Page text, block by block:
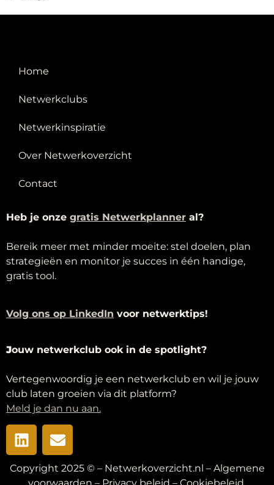
Home
Netwerkclubs
Netwerkinspiratie
Over Netwerkoverzicht
Contact
Heb je onze gratis Netwerkplanner al?
Bereik meer met minder moeite: stel doelen, plan
strategieën en monitor je succes in één handige,
gratis tool.
Volg ons op LinkedIn voor netwerktips!
Jouw netwerkclub ook in de spotlight?
Vertegenwoordig je een netwerkclub en wil je jouw
club laten groeien via dit platform?
Meld je dan nu aan.
Copyright 2025 © – Netwerkoverzicht.nl – Algemene